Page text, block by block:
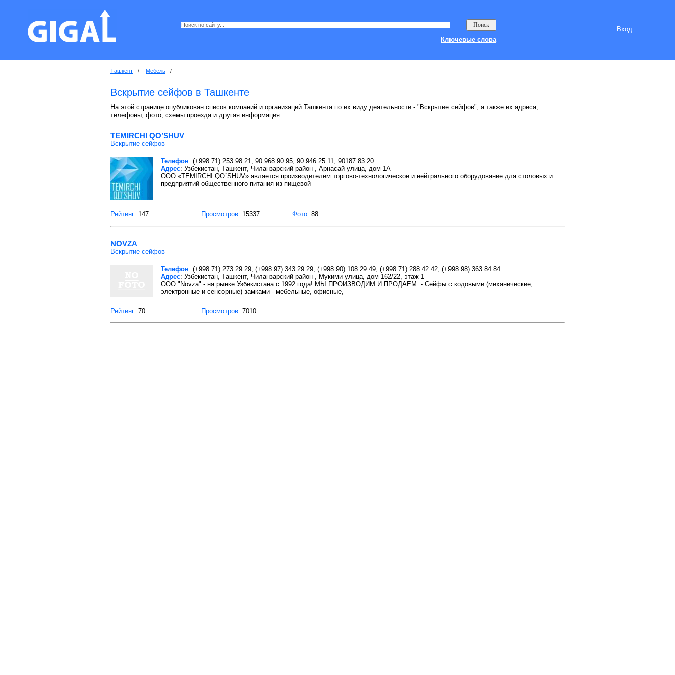
Вход
Ключевые слова
Ташкент / Мебель /
Вскрытие сейфов в Ташкенте
На этой странице опубликован список компаний и организаций Ташкента по их виду деятельности - "Вскрытие сейфов", а также их адреса,
телефоны, фото, схемы проезда и другая информация.
TEMIRCHI QO’SHUV
Вскрытие сейфов
Телефон: (+998 71) 253 98 21, 90 968 90 95, 90 946 25 11, 90187 83 20
Адрес: Узбекистан, Ташкент, Чиланзарский район , Арнасай улица, дом 1А
ООО «TEMIRCHI QO`SHUV» является производителем торгово-технологическое и нейтрального оборудование для столовых и
предприятий общественного питания из пищевой
Рейтинг: 147 Просмотров: 15337 Фото: 88
NOVZA
Вскрытие сейфов
Телефон: (+998 71) 273 29 29, (+998 97) 343 29 29, (+998 90) 108 29 49, (+998 71) 288 42 42, (+998 98) 363 84 84
Адрес: Узбекистан, Ташкент, Чиланзарский район , Мукими улица, дом 162/22, этаж 1
OOO "Novza" - на рынке Узбекистана с 1992 года! МЫ ПРОИЗВОДИМ И ПРОДАЕМ: - Сейфы с кодовыми (механические,
электронные и сенсорные) замками - мебельные, офисные,
Рейтинг: 70 Просмотров: 7010